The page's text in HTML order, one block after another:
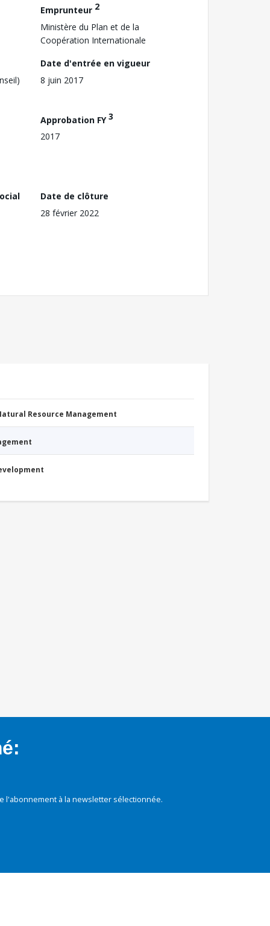
Emprunteur 2
Ministère du Plan et de la
Coopération Internationale
Date d'entrée en vigueur
8 juin 2017
Approbation FY3
2017
Date de clôture
28 février 2022
Resource Management
à la newsletter sélectionnée.